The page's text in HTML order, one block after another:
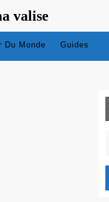
valise
Du Monde Guides